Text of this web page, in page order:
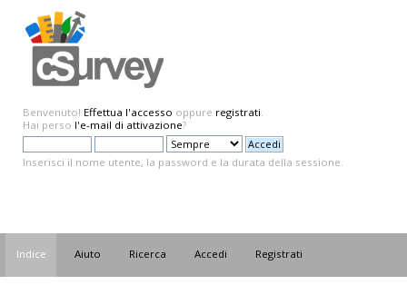
Benvenuto! Effettua l'accesso oppure registrati.
Hai perso l'e-mail di attivazione?
Inserisci il nome utente, la password e la durata della sessione.
Indice Aiuto Ricerca Accedi Registrati